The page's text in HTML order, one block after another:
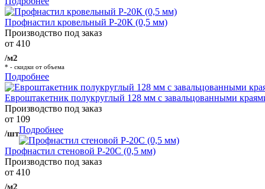
Профнастил кровельный Р-20К (0,5 мм)
Производство под заказ
от 410
/м2
* - скидки от объема
Подробнее
Евроштакетник полукруглый 128 мм с завальцованными
Производство под заказ
от 109
/штПодробнее
Профнастил стеновой Р-20С (0,5 мм)
Производство под заказ
от 410
/м2